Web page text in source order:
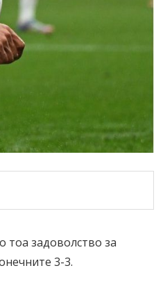
тоа задоволство за
3-3.